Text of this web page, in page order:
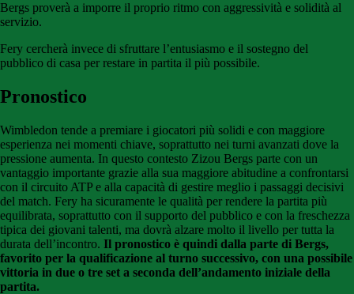
Bergs proverà a imporre il proprio ritmo con aggressività e solidità al
servizio.
Fery cercherà invece di sfruttare l’entusiasmo e il sostegno del
pubblico di casa per restare in partita il più possibile.
Pronostico
Wimbledon tende a premiare i giocatori più solidi e con maggiore
esperienza nei momenti chiave, soprattutto nei turni avanzati dove la
pressione aumenta. In questo contesto Zizou Bergs parte con un
vantaggio importante grazie alla sua maggiore abitudine a confrontarsi
con il circuito ATP e alla capacità di gestire meglio i passaggi decisivi
del match. Fery ha sicuramente le qualità per rendere la partita più
equilibrata, soprattutto con il supporto del pubblico e con la freschezza
tipica dei giovani talenti, ma dovrà alzare molto il livello per tutta la
durata dell’incontro. Il pronostico è quindi dalla parte di Bergs,
favorito per la qualificazione al turno successivo, con una possibile
vittoria in due o tre set a seconda dell’andamento iniziale della
partita.